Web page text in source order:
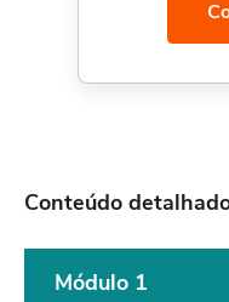
Conteúdo
Módulo 1